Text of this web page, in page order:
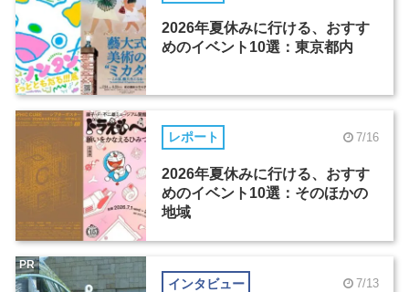
2026年夏休みに行ける、おすす
めのイベント10選：東京都内
レポート 7/16
2026年夏休みに行ける、おすす
めのイベント10選：そのほかの
地域
インタビュー 7/13
PR